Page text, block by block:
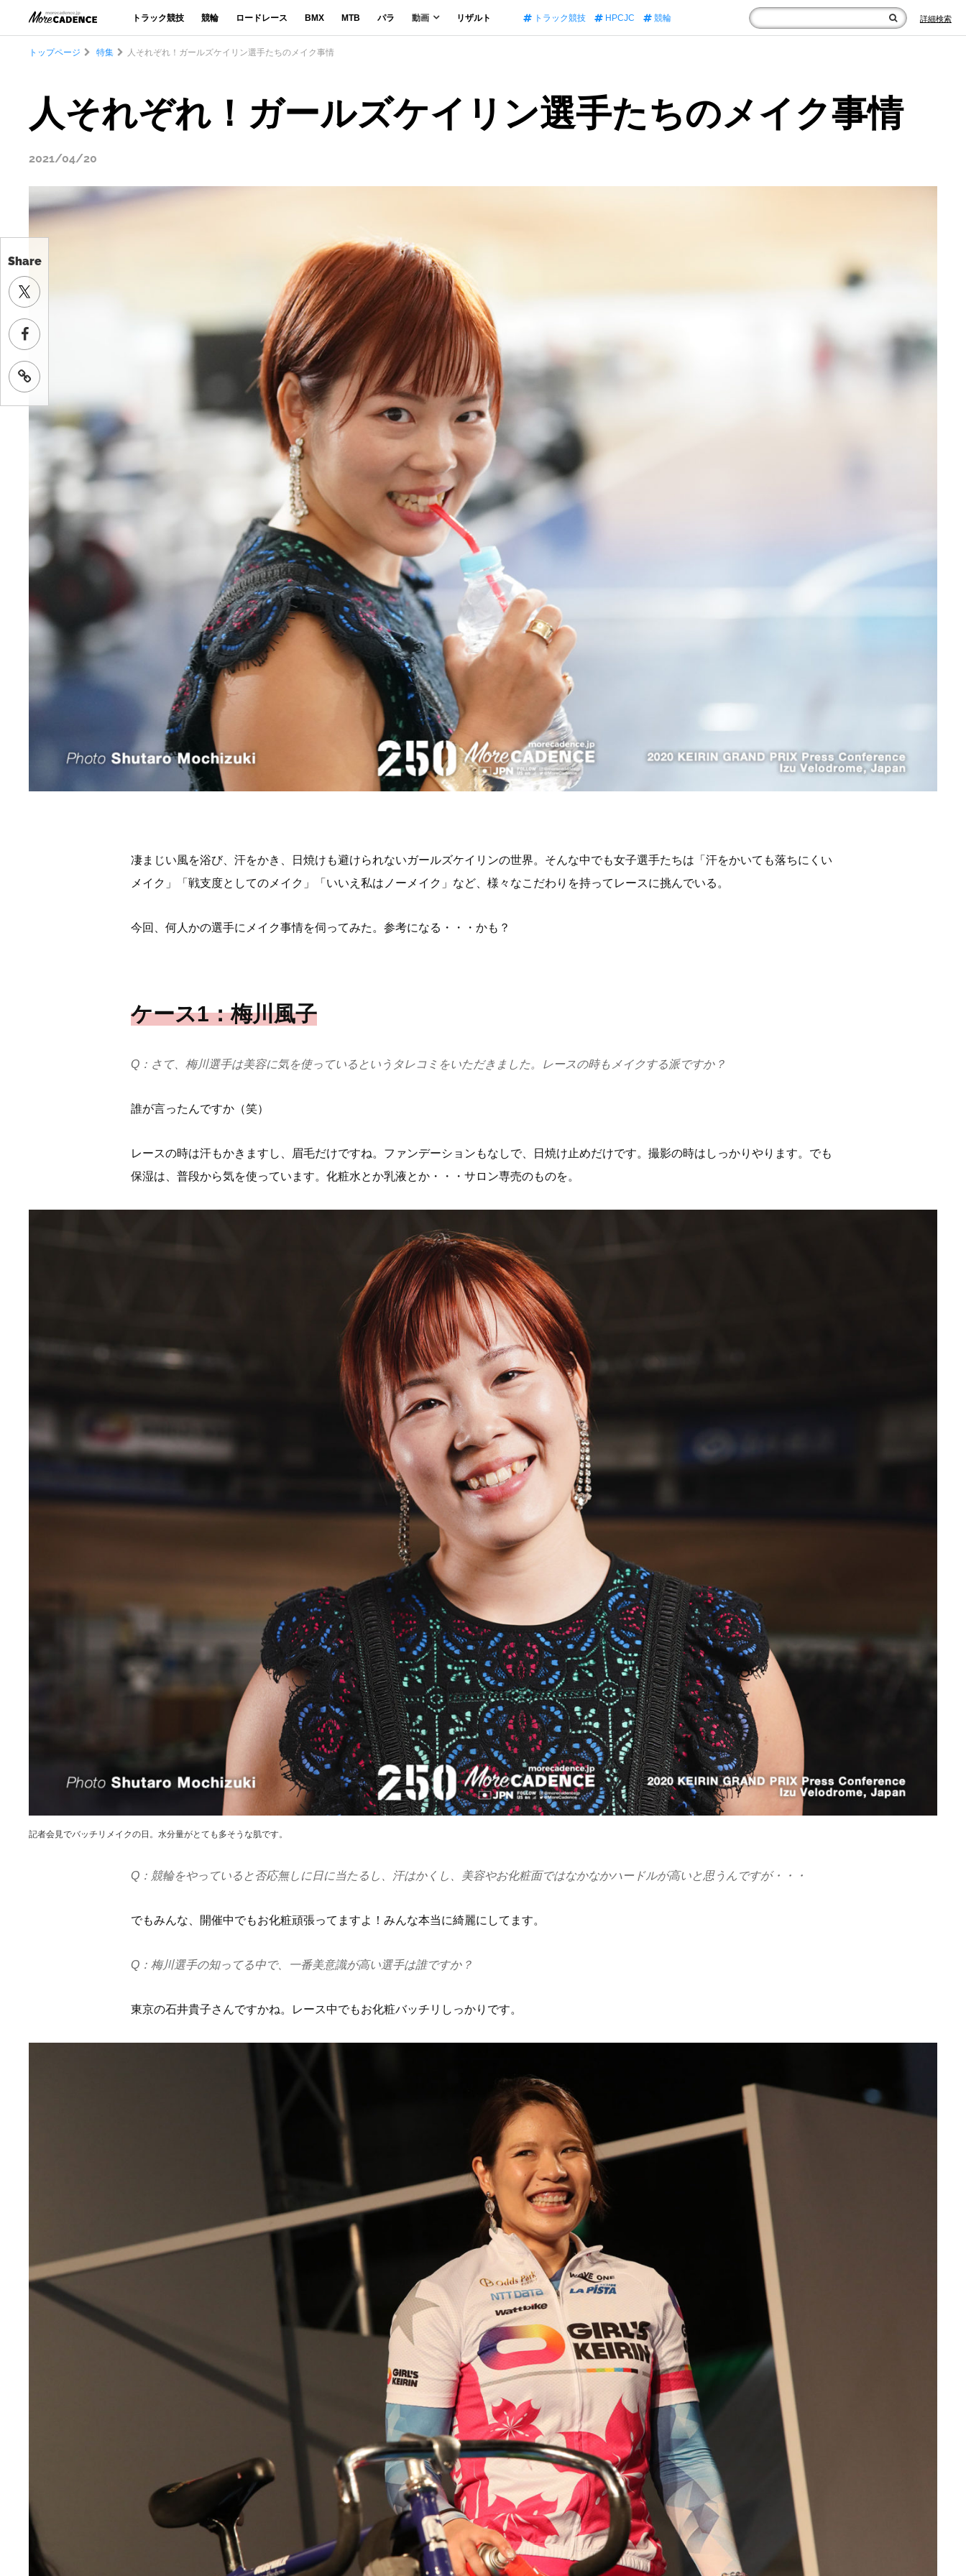
トラック競技 競輪 ロードレース BMX MTB パラ 動画 リザルト トラック競技 HPCJC 競輪 詳細検索
Share
トップページ 特集 人それぞれ！ガールズケイリン選手たちのメイク事情
人それぞれ！ガールズケイリン選手たちのメイク事情
2021/04/20
凄まじい風を浴び、汗をかき、日焼けも避けられないガールズケイリンの世界。そんな中でも女子選手たちは「汗をかいても落ちにくい
メイク」「戦支度としてのメイク」「いいえ私はノーメイク」など、様々なこだわりを持ってレースに挑んでいる。
今回、何人かの選手にメイク事情を伺ってみた。参考になる・・・かも？
ケース1：梅川風子
Q：さて、梅川選手は美容に気を使っているというタレコミをいただきました。レースの時もメイクする派ですか？
誰が言ったんですか（笑）
レースの時は汗もかきますし、眉毛だけですね。ファンデーションもなしで、日焼け止めだけです。撮影の時はしっかりやります。でも
保湿は、普段から気を使っています。化粧水とか乳液とか・・・サロン専売のものを。
記者会見でバッチリメイクの日。水分量がとても多そうな肌です。
Q：競輪をやっていると否応無しに日に当たるし、汗はかくし、美容やお化粧面ではなかなかハードルが高いと思うんですが・・・
でもみんな、開催中でもお化粧頑張ってますよ！みんな本当に綺麗にしてます。
Q：梅川選手の知ってる中で、一番美意識が高い選手は誰ですか？
東京の石井貴子さんですかね。レース中でもお化粧バッチリしっかりです。